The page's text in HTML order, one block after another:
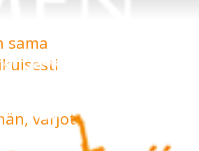
sama
varjot